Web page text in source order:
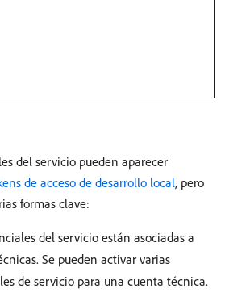
del servicio pueden aparecer
de acceso de desarrollo local, pero
formas clave:
del servicio están asociadas a
Se pueden activar varias
de servicio para una cuenta técnica.